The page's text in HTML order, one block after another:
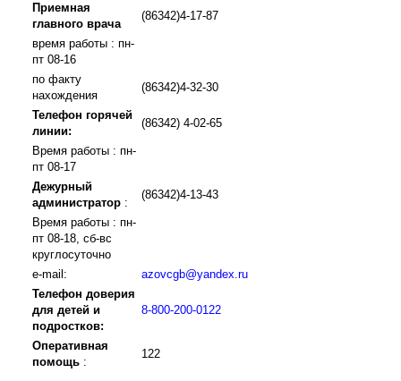
Приемная
главного врача
(86342)4-17-87
время работы : пн-
пт 08-16
по факту
нахождения
(86342)4-32-30
Телефон горячей
линии:
(86342) 4-02-65
Время работы : пн-
пт 08-17
Дежурный
администратор :
(86342)4-13-43
Время работы : пн-
пт 08-18, сб-вс
круглосуточно
e-mail:
azovcgb@yandex.ru
Телефон доверия
для детей и
подростков:
8-800-200-0122
Оперативная
помощь :
122